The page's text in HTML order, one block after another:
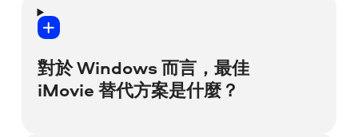
還有直觀式介面，能讓您專注於創作而不用
閱讀複雜的手冊。
等等！還有更多好消息！如果您充滿抱負、
打算征服 YouTube，我們特此準備了驚人的
如果您使用的是專業級影片編輯軟體，即使
是最簡單的影片轉場，也可能使您按上大把
按鈕，或是費盡心思徵求意見。那可不是什
麼愉快的經驗。
對於 Windows 而言，最佳
iMovie 替代方案是什麼？